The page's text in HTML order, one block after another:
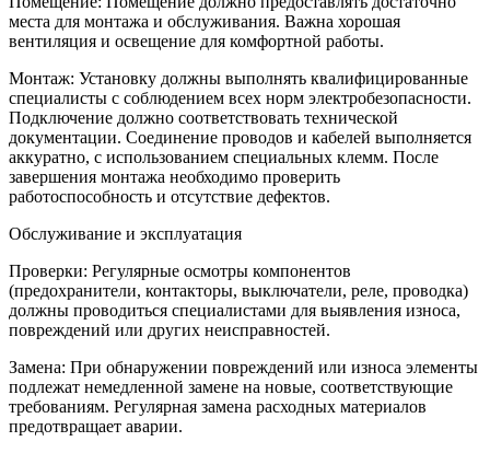
места для монтажа и обслуживания. Важна хорошая
вентиляция и освещение для комфортной работы.
Монтаж: Установку должны выполнять квалифицированные
специалисты с соблюдением всех норм электробезопасности.
Подключение должно соответствовать технической
документации. Соединение проводов и кабелей выполняется
аккуратно, с использованием специальных клемм. После
завершения монтажа необходимо проверить
работоспособность и отсутствие дефектов.
Обслуживание и эксплуатация
Проверки: Регулярные осмотры компонентов
(предохранители, контакторы, выключатели, реле, проводка)
должны проводиться специалистами для выявления износа,
повреждений или других неисправностей.
Замена: При обнаружении повреждений или износа элементы
подлежат немедленной замене на новые, соответствующие
требованиям. Регулярная замена расходных материалов
предотвращает аварии.